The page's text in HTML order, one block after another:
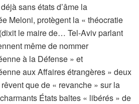
sans états d’âme la
Meloni, protègent la « théocratie
le maire de… Tel-Aviv parlant
même de nommer
à la Défense » et
aux Affaires étrangères » deux
que de « revanche » sur la
États baltes « libérés » de